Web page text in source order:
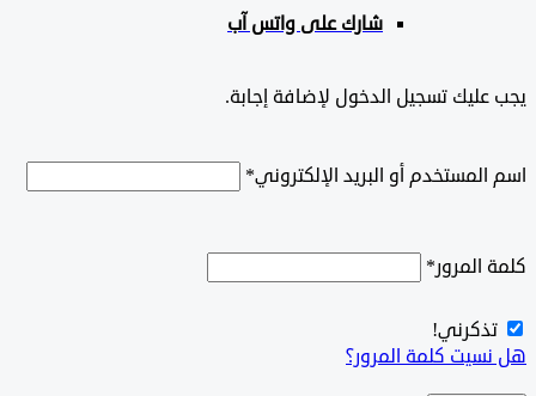
شارك على واتس آب
تسجيل الدخول لإضافة إجابة.
أو البريد الإلكتروني*
*
كلمة المرور؟